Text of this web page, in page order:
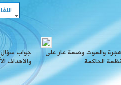
والموت وصمة عار على
الحاكمة
جواب
والأهداف